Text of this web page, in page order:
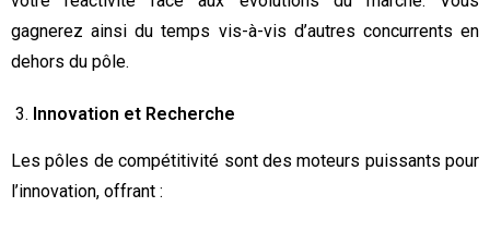
gagnerez ainsi du temps vis-à-vis d’autres concurrents en
dehors du pôle.
Innovation et Recherche
Les pôles de compétitivité sont des moteurs puissants pour
l’innovation, offrant :